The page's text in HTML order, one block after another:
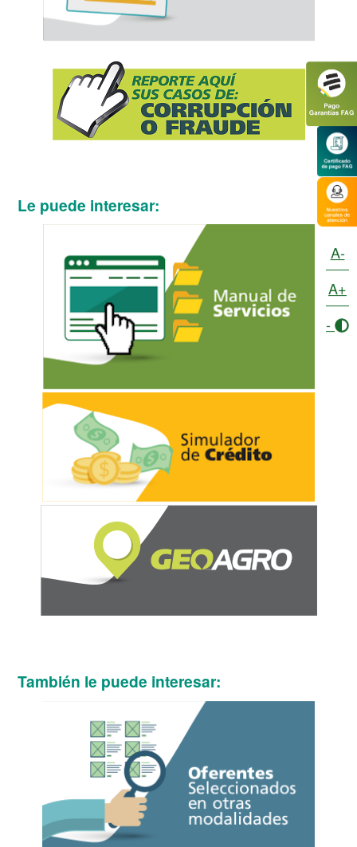
Le puede interesar:
También le puede interesar:
A-
A+
-